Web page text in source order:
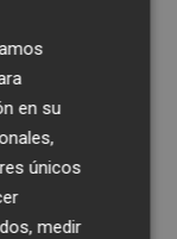
alcanzar el
que el
no se
a su
en su
únicos
medir